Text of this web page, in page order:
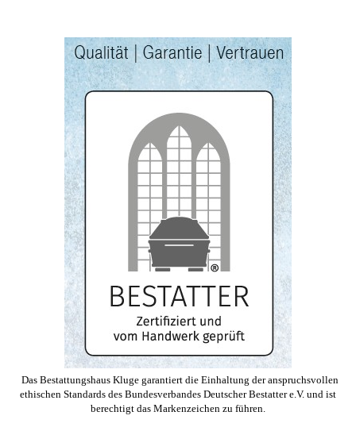
Das Bestattungshaus Kluge garantiert die Einhaltung der anspruchsvollen
ethischen Standards des Bundesverbandes Deutscher Bestatter e.V. und ist
berechtigt das Markenzeichen zu führen.